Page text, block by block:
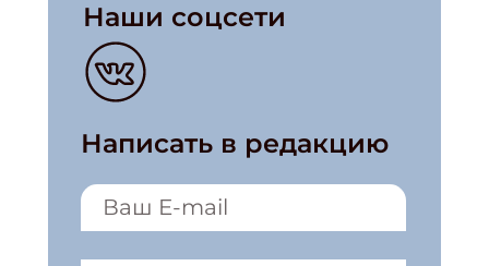
Наши соцсети
Написать в редакцию